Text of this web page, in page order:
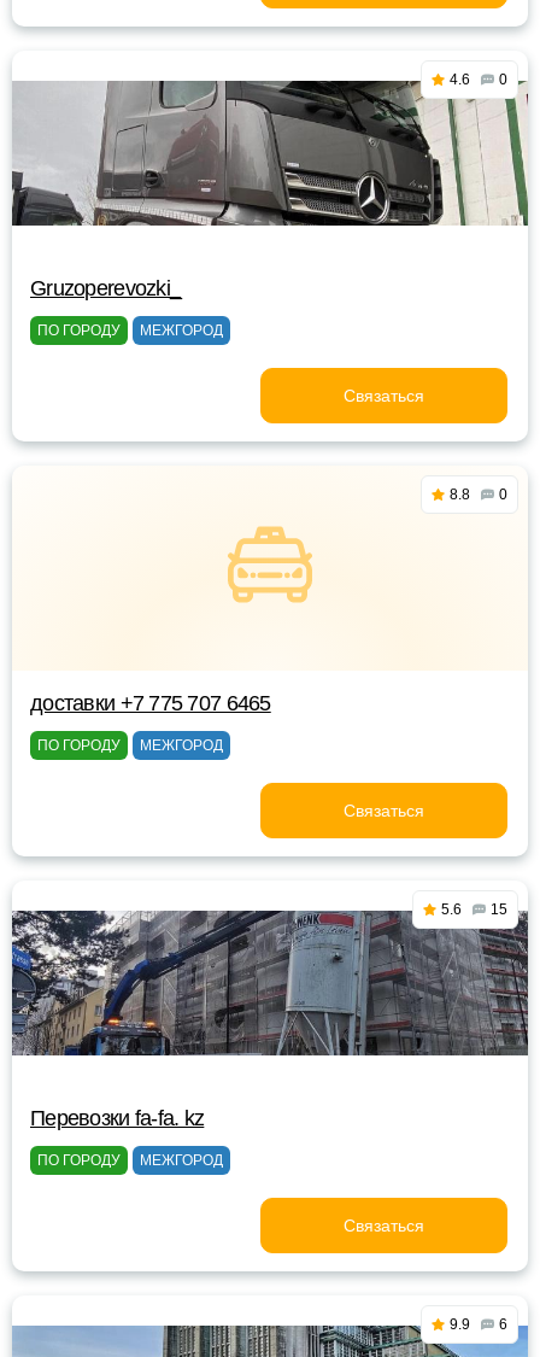
4.6 0
Gruzoperevozki_
ПО ГОРОДУ МЕЖГОРОД
Связаться
8.8 0
доставки +7 775 707 6465
ПО ГОРОДУ МЕЖГОРОД
Связаться
5.6 15
Перевозки fa-fa. kz
ПО ГОРОДУ МЕЖГОРОД
Связаться
9.9 6